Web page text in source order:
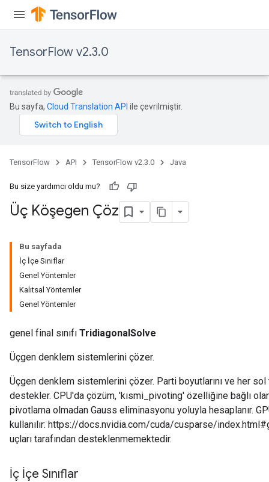
TensorFlow v2.3.0
Bu sayfa, Cloud Translation API ile çevrilmiştir.
TensorFlow API TensorFlow v2.3.0 Java
Bu size yardımcı oldu mu?
Üç Köşegen Çöz
Bu sayfada
İç İçe Sınıflar
Genel Yöntemler
Kalıtsal Yöntemler
Genel Yöntemler
genel final sınıfı TridiagonalSolve
Üçgen denklem sistemlerini çözer.
Üçgen denklem sistemlerini çözer. Parti boyutlarını ve her
destekler. CPU'da çözüm, 'kısmi_pivoting' özelliğine bağlı
pivotlama olmadan Gauss eliminasyonu yoluyla hesaplanır.
kullanılır: https://docs.nvidia.com/cuda/cusparse/
uçları tarafından desteklenmemektedir.
İç İçe Sınıflar